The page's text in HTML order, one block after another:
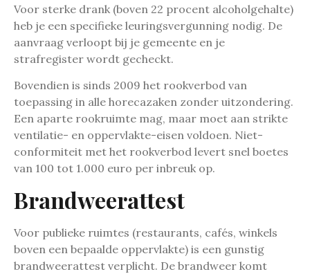
Voor sterke drank (boven 22 procent alcoholgehalte)
heb je een specifieke leuringsvergunning nodig. De
aanvraag verloopt bij je gemeente en je
strafregister wordt gecheckt.
Bovendien is sinds 2009 het rookverbod van
toepassing in alle horecazaken zonder uitzondering.
Een aparte rookruimte mag, maar moet aan strikte
ventilatie- en oppervlakte-eisen voldoen. Niet-
conformiteit met het rookverbod levert snel boetes
van 100 tot 1.000 euro per inbreuk op.
Brandweerattest
Voor publieke ruimtes (restaurants, cafés, winkels
boven een bepaalde oppervlakte) is een gunstig
brandweerattest verplicht. De brandweer komt